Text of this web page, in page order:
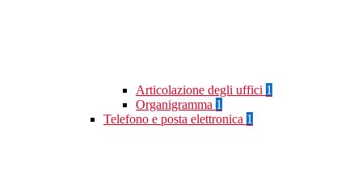
Articolazione degli uffici 1
Organigramma 1
Telefono e posta elettronica 1